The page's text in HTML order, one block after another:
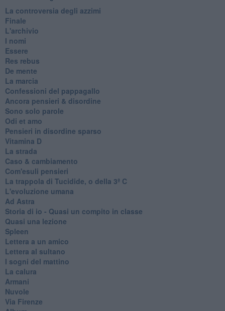
La controversia degli azzimi
Finale
L'archivio
I nomi
Essere
Res rebus
De mente
La marcia
Confessioni del pappagallo
Ancora pensieri & disordine
Sono solo parole
Odi et amo
Pensieri in disordine sparso
Vitamina D
La strada
Caso & cambiamento
Com'esuli pensieri
La trappola di Tucidide, o della 3ª C
L'evoluzione umana
Ad Astra
Storia di io - Quasi un compito in classe
Quasi una lezione
Spleen
Lettera a un amico
Lettera al sultano
I sogni del mattino
La calura
Armani
Nuvole
Via Firenze